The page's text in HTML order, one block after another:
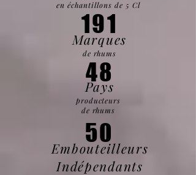
en échantillons de 5 Cl
191
Marques
de rhums
48
Pays
producteurs
de rhums
Embouteilleurs
Indépendants
50